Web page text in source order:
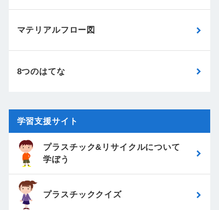
マテリアルフロー図
8つのはてな
学習支援サイト
プラスチック&リサイクルについて
学ぼう
プラスチッククイズ